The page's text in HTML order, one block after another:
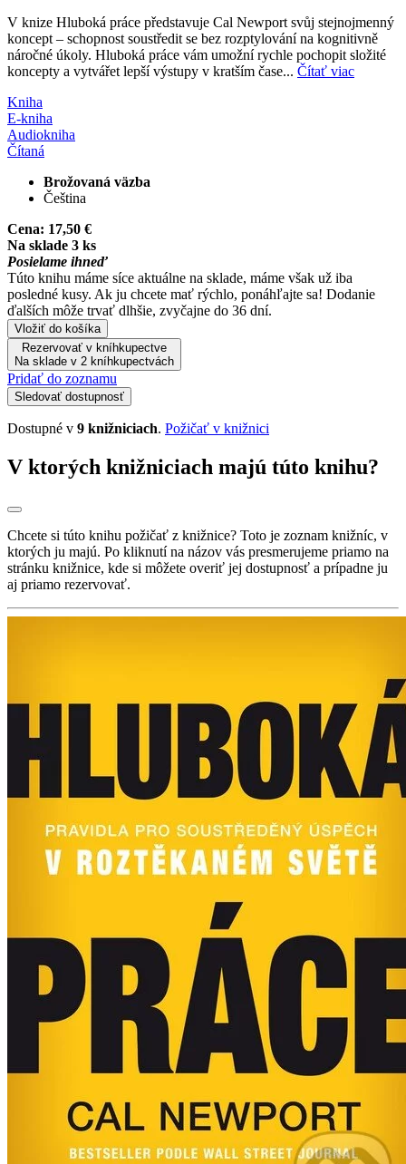
V knize Hluboká práce představuje Cal Newport svůj stejnojmenný
koncept – schopnost soustředit se bez rozptylování na kognitivně
náročné úkoly. Hluboká práce vám umožní rychle pochopit složité
koncepty a vytvářet lepší výstupy v kratším čase... Čítať viac
Kniha
E-kniha
Audiokniha
Čítaná
Brožovaná väzba
Čeština
Cena: 17,50 €
Na sklade 3 ks
Posielame ihneď
Túto knihu máme síce aktuálne na sklade, máme však už iba
posledné kusy. Ak ju chcete mať rýchlo, ponáhľajte sa! Dodanie
ďalších môže trvať dlhšie, zvyčajne do 36 dní.
Vložiť do košíka
Rezervovať v kníhkupectve
Na sklade v 2 kníhkupectvách
Pridať do zoznamu
Sledovať dostupnosť
Dostupné v 9 knižniciach. Požičať v knižnici
V ktorých knižniciach majú túto knihu?
Chcete si túto knihu požičať z knižnice? Toto je zoznam knižníc, v
ktorých ju majú. Po kliknutí na názov vás presmerujeme priamo na
stránku knižnice, kde si môžete overiť jej dostupnosť a prípadne ju
aj priamo rezervovať.